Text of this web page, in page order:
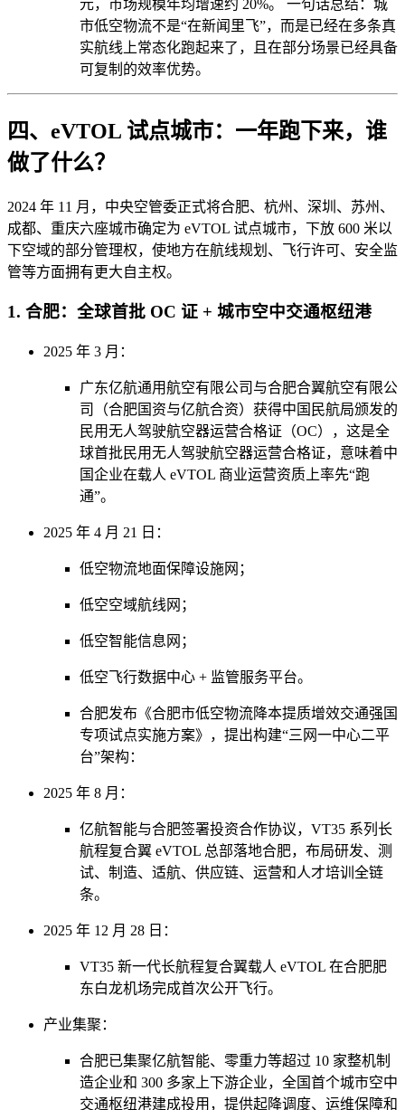
元，市场规模年均增速约 20%。 一句话总结：城
市低空物流不是“在新闻里飞”，而是已经在多条真
实航线上常态化跑起来了，且在部分场景已经具备
可复制的效率优势。
四、eVTOL 试点城市：一年跑下来，谁
做了什么？
2024 年 11 月，中央空管委正式将合肥、杭州、深圳、苏州、
成都、重庆六座城市确定为 eVTOL 试点城市，下放 600 米以
下空域的部分管理权，使地方在航线规划、飞行许可、安全监
管等方面拥有更大自主权。
1. 合肥：全球首批 OC 证 + 城市空中交通枢纽港
2025 年 3 月：
广东亿航通用航空有限公司与合肥合翼航空有限公
司（合肥国资与亿航合资）获得中国民航局颁发的
民用无人驾驶航空器运营合格证（OC），这是全
球首批民用无人驾驶航空器运营合格证，意味着中
国企业在载人 eVTOL 商业运营资质上率先“跑
通”。
2025 年 4 月 21 日：
低空物流地面保障设施网；
低空空域航线网；
低空智能信息网；
低空飞行数据中心 + 监管服务平台。
合肥发布《合肥市低空物流降本提质增效交通强国
专项试点实施方案》，提出构建“三网一中心二平
台”架构：
2025 年 8 月：
亿航智能与合肥签署投资合作协议，VT35 系列长
航程复合翼 eVTOL 总部落地合肥，布局研发、测
试、制造、适航、供应链、运营和人才培训全链
条。
2025 年 12 月 28 日：
VT35 新一代长航程复合翼载人 eVTOL 在合肥肥
东白龙机场完成首次公开飞行。
产业集聚：
合肥已集聚亿航智能、零重力等超过 10 家整机制
造企业和 300 多家上下游企业，全国首个城市空中
交通枢纽港建成投用，提供起降调度、运维保障和